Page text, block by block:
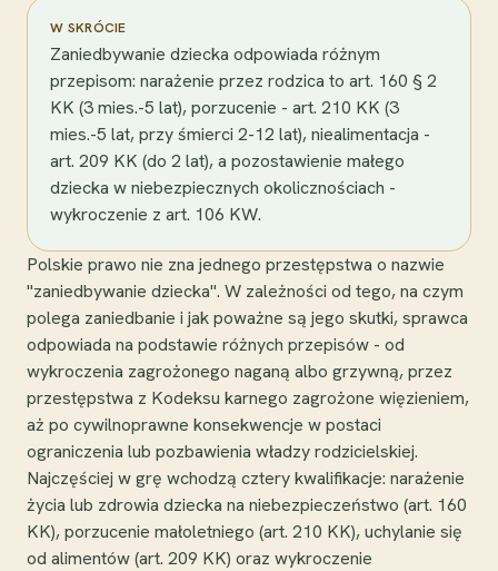
W SKRÓCIE
Zaniedbywanie dziecka odpowiada różnym
przepisom: narażenie przez rodzica to art. 160 § 2
KK (3 mies.-5 lat), porzucenie - art. 210 KK (3
mies.-5 lat, przy śmierci 2-12 lat), niealimentacja -
art. 209 KK (do 2 lat), a pozostawienie małego
dziecka w niebezpiecznych okolicznościach -
wykroczenie z art. 106 KW.
Polskie prawo nie zna jednego przestępstwa o nazwie
"zaniedbywanie dziecka". W zależności od tego, na czym
polega zaniedbanie i jak poważne są jego skutki, sprawca
odpowiada na podstawie różnych przepisów - od
wykroczenia zagrożonego naganą albo grzywną, przez
przestępstwa z Kodeksu karnego zagrożone więzieniem,
aż po cywilnoprawne konsekwencje w postaci
ograniczenia lub pozbawienia władzy rodzicielskiej.
Najczęściej w grę wchodzą cztery kwalifikacje: narażenie
życia lub zdrowia dziecka na niebezpieczeństwo (art. 160
KK), porzucenie małoletniego (art. 210 KK), uchylanie się
od alimentów (art. 209 KK) oraz wykroczenie